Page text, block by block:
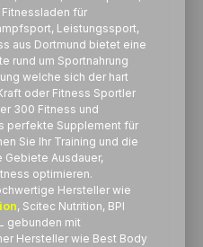
für
Leistungssport,
aus Dortmund bietet eine
rund um Sportnahrung
welche sich der hart
oder Fitness Sportler
300 Fitness und
perfekte Supplement für
Sie Ihr Training und die
Gebiete Ausdauer,
optimieren.
Hersteller wie
, Scitec Nutrition, BPI
gebunden mit
Hersteller wie Best Body